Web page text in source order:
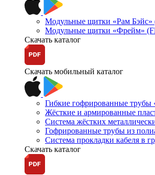
Модульные щитки «Рам Бэйс»
Модульные щитки «Фрейм»
Скачать каталог
Скачать мобильный каталог
Гибкие гофрированные трубы
Жёсткие и армированные
Система жёстких
Гофрированные трубы из
Система прокладки кабеля в
Скачать каталог